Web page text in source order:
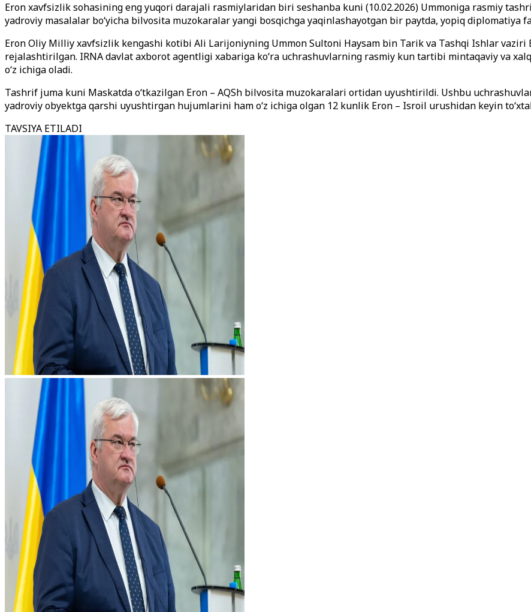
Eron xavfsizlik sohasining eng yuqori darajali rasmiylaridan biri seshanba kuni (10.02.2026) Ummoniga rasmiy
yadroviy masalalar bo‘yicha bilvosita muzokaralar yangi bosqichga yaqinlashayotgan bir paytda, yopiq diplomatiya
Eron Oliy Milliy xavfsizlik kengashi kotibi Ali Larijoniyning Ummon Sultoni Haysam bin Tarik va Tashqi Ishlar
rejalashtirilgan. IRNA davlat axborot agentligi xabariga ko‘ra uchrashuvlarning rasmiy kun tartibi mintaqaviy va
o‘z ichiga oladi.
Tashrif juma kuni Maskatda o‘tkazilgan Eron – AQSh bilvosita muzokaralari ortidan uyushtirildi. Ushbu
yadroviy obyektga qarshi uyushtirgan hujumlarini ham o‘z ichiga olgan 12 kunlik Eron – Isroil urushidan keyin
TAVSIYA ETILADI